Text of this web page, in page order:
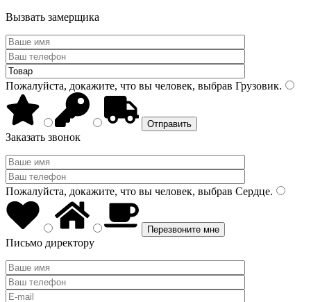
Вызвать замерщика
Пожалуйста, докажите, что вы человек, выбрав Грузовик.
Заказать звонок
Пожалуйста, докажите, что вы человек, выбрав Сердце.
Письмо директору